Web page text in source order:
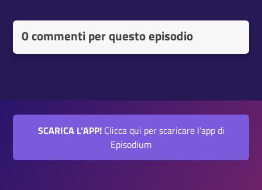
0 commenti per questo episodio
SCARICA L'APP!Clicca qui per scaricare l'app di
Episodium